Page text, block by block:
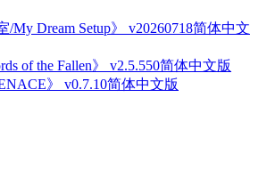
/My Dream Setup》 v20260718简体中文
of the Fallen》 v2.5.550简体中文版
》 v0.7.10简体中文版